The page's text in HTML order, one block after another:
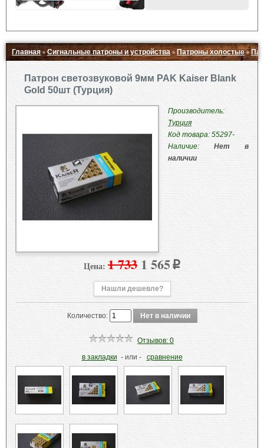
Главная»Сигнальные патроны и устройства »Патроны холостые»
Патрон светозвуковой 9мм PAK Kaiser Blank
Gold 50шт (Турция)
Производитель:
Турция
Код товара: 55297-
Наличие: Нет в
наличии
Цена: 1 733 1 565 p
Нашли дешевле?
Количество:
Отзывов: 0
в закладки - или - сравнение